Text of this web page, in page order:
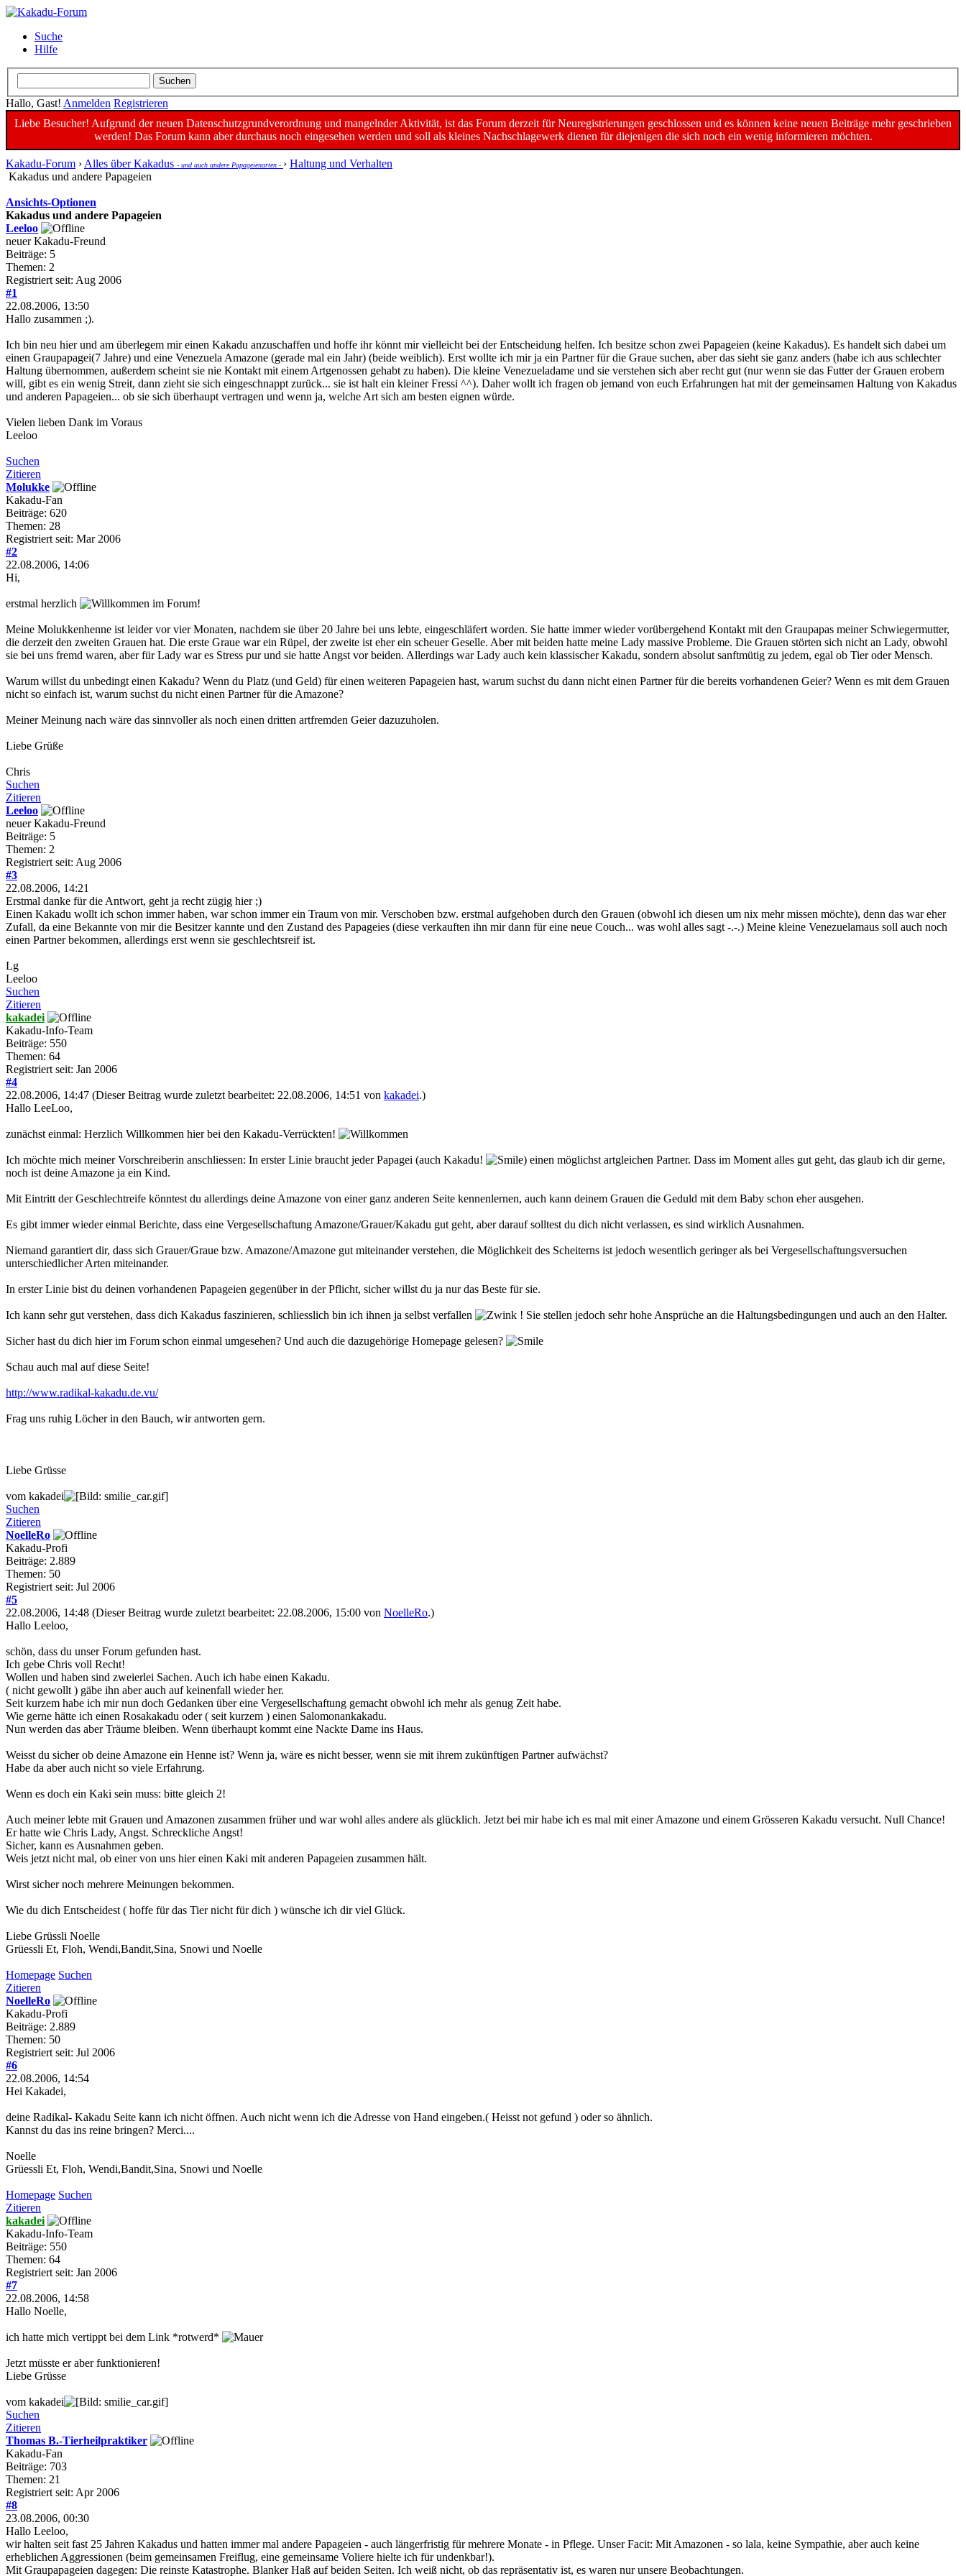
Suche
Hilfe
Hallo, Gast! Anmelden Registrieren
Liebe Besucher! Aufgrund der neuen Datenschutzgrundverordnung und mangelnder Aktivität, ist das Forum derzeit für Neuregistrierungen geschlossen und es können keine neuen Beiträge mehr geschrieben
werden! Das Forum kann aber durchaus noch eingesehen werden und soll als kleines Nachschlagewerk dienen für diejenigen die sich noch ein wenig informieren möchten.
Kakadu-Forum › Alles über Kakadus - und auch andere Papageienarten - › Haltung und Verhalten
Kakadus und andere Papageien
Ansichts-Optionen
Kakadus und andere Papageien
Leeloo
neuer Kakadu-Freund
Beiträge: 5
Themen: 2
Registriert seit: Aug 2006
#1
22.08.2006, 13:50
Hallo zusammen ;).
Ich bin neu hier und am überlegem mir einen Kakadu anzuschaffen und hoffe ihr könnt mir vielleicht bei der Entscheidung helfen. Ich besitze schon zwei Papageien (keine Kakadus). Es handelt sich dabei um
einen Graupapagei(7 Jahre) und eine Venezuela Amazone (gerade mal ein Jahr) (beide weiblich). Erst wollte ich mir ja ein Partner für die Graue suchen, aber das sieht sie ganz anders (habe ich aus schlechter
Haltung übernommen, außerdem scheint sie nie Kontakt mit einem Artgenossen gehabt zu haben). Die kleine Venezueladame und sie verstehen sich aber recht gut (nur wenn sie das Futter der Grauen erobern
will, gibt es ein wenig Streit, dann zieht sie sich eingeschnappt zurück... sie ist halt ein kleiner Fressi ^^). Daher wollt ich fragen ob jemand von euch Erfahrungen hat mit der gemeinsamen Haltung von Kakadus
und anderen Papageien... ob sie sich überhaupt vertragen und wenn ja, welche Art sich am besten eignen würde.
Vielen lieben Dank im Voraus
Leeloo
Suchen
Zitieren
Molukke
Kakadu-Fan
Beiträge: 620
Themen: 28
Registriert seit: Mar 2006
#2
22.08.2006, 14:06
Hi,
erstmal herzlich im Forum!
Meine Molukkenhenne ist leider vor vier Monaten, nachdem sie über 20 Jahre bei uns lebte, eingeschläfert worden. Sie hatte immer wieder vorübergehend Kontakt mit den Graupapas meiner Schwiegermutter,
die derzeit den zweiten Grauen hat. Die erste Graue war ein Rüpel, der zweite ist eher ein scheuer Geselle. Aber mit beiden hatte meine Lady massive Probleme. Die Grauen störten sich nicht an Lady, obwohl
sie bei uns fremd waren, aber für Lady war es Stress pur und sie hatte Angst vor beiden. Allerdings war Lady auch kein klassischer Kakadu, sondern absolut sanftmütig zu jedem, egal ob Tier oder Mensch.
Warum willst du unbedingt einen Kakadu? Wenn du Platz (und Geld) für einen weiteren Papageien hast, warum suchst du dann nicht einen Partner für die bereits vorhandenen Geier? Wenn es mit dem Grauen
nicht so einfach ist, warum suchst du nicht einen Partner für die Amazone?
Meiner Meinung nach wäre das sinnvoller als noch einen dritten artfremden Geier dazuzuholen.
Liebe Grüße
Chris
Suchen
Zitieren
Leeloo
neuer Kakadu-Freund
Beiträge: 5
Themen: 2
Registriert seit: Aug 2006
#3
22.08.2006, 14:21
Erstmal danke für die Antwort, geht ja recht zügig hier ;)
Einen Kakadu wollt ich schon immer haben, war schon immer ein Traum von mir. Verschoben bzw. erstmal aufgehoben durch den Grauen (obwohl ich diesen um nix mehr missen möchte), denn das war eher
Zufall, da eine Bekannte von mir die Besitzer kannte und den Zustand des Papageies (diese verkauften ihn mir dann für eine neue Couch... was wohl alles sagt -.-.) Meine kleine Venezuelamaus soll auch noch
einen Partner bekommen, allerdings erst wenn sie geschlechtsreif ist.
Lg
Leeloo
Suchen
Zitieren
kakadei
Kakadu-Info-Team
Beiträge: 550
Themen: 64
Registriert seit: Jan 2006
#4
22.08.2006, 14:47 (Dieser Beitrag wurde zuletzt bearbeitet: 22.08.2006, 14:51 von kakadei.)
Hallo LeeLoo,
zunächst einmal: Herzlich Willkommen hier bei den Kakadu-Verrückten!
Ich möchte mich meiner Vorschreiberin anschliessen: In erster Linie braucht jeder Papagei (auch Kakadu!
) einen möglichst artgleichen Partner. Dass im Moment alles gut geht, das glaub ich dir gerne,
noch ist deine Amazone ja ein Kind.
Mit Eintritt der Geschlechtreife könntest du allerdings deine Amazone von einer ganz anderen Seite kennenlernen, auch kann deinem Grauen die Geduld mit dem Baby schon eher ausgehen.
Es gibt immer wieder einmal Berichte, dass eine Vergesellschaftung Amazone/Grauer/Kakadu gut geht, aber darauf solltest du dich nicht verlassen, es sind wirklich Ausnahmen.
Niemand garantiert dir, dass sich Grauer/Graue bzw. Amazone/Amazone gut miteinander verstehen, die Möglichkeit des Scheiterns ist jedoch wesentlich geringer als bei Vergesellschaftungsversuchen
unterschiedlicher Arten miteinander.
In erster Linie bist du deinen vorhandenen Papageien gegenüber in der Pflicht, sicher willst du ja nur das Beste für sie.
Ich kann sehr gut verstehen, dass dich Kakadus faszinieren, schliesslich bin ich ihnen ja selbst verfallen ! Sie stellen jedoch sehr hohe Ansprüche an die Haltungsbedingungen und auch an den Halter.
Sicher hast du dich hier im Forum schon einmal umgesehen? Und auch die dazugehörige Homepage gelesen?
Schau auch mal auf diese Seite!
http://www.radikal-kakadu.de.vu/
Frag uns ruhig Löcher in den Bauch, wir antworten gern.
Liebe Grüsse
vom kakadei
Suchen
Zitieren
NoelleRo
Kakadu-Profi
Beiträge: 2.889
Themen: 50
Registriert seit: Jul 2006
#5
22.08.2006, 14:48 (Dieser Beitrag wurde zuletzt bearbeitet: 22.08.2006, 15:00 von NoelleRo.)
Hallo Leeloo,
schön, dass du unser Forum gefunden hast.
Ich gebe Chris voll Recht!
Wollen und haben sind zweierlei Sachen. Auch ich habe einen Kakadu.
( nicht gewollt ) gäbe ihn aber auch auf keinenfall wieder her.
Seit kurzem habe ich mir nun doch Gedanken über eine Vergesellschaftung gemacht obwohl ich mehr als genug Zeit habe.
Wie gerne hätte ich einen Rosakakadu oder ( seit kurzem ) einen Salomonankakadu.
Nun werden das aber Träume bleiben. Wenn überhaupt kommt eine Nackte Dame ins Haus.
Weisst du sicher ob deine Amazone ein Henne ist? Wenn ja, wäre es nicht besser, wenn sie mit ihrem zukünftigen Partner aufwächst?
Habe da aber auch nicht so viele Erfahrung.
Wenn es doch ein Kaki sein muss: bitte gleich 2!
Auch meiner lebte mit Grauen und Amazonen zusammen früher und war wohl alles andere als glücklich. Jetzt bei mir habe ich es mal mit einer Amazone und einem Grösseren Kakadu versucht. Null Chance!
Er hatte wie Chris Lady, Angst. Schreckliche Angst!
Sicher, kann es Ausnahmen geben.
Weis jetzt nicht mal, ob einer von uns hier einen Kaki mit anderen Papageien zusammen hält.
Wirst sicher noch mehrere Meinungen bekommen.
Wie du dich Entscheidest ( hoffe für das Tier nicht für dich ) wünsche ich dir viel Glück.
Liebe Grüssli Noelle
Grüessli Et, Floh, Wendi,Bandit,Sina, Snowi und Noelle
Homepage Suchen
Zitieren
NoelleRo
Kakadu-Profi
Beiträge: 2.889
Themen: 50
Registriert seit: Jul 2006
#6
22.08.2006, 14:54
Hei Kakadei,
deine Radikal- Kakadu Seite kann ich nicht öffnen. Auch nicht wenn ich die Adresse von Hand eingeben.( Heisst not gefund ) oder so ähnlich.
Kannst du das ins reine bringen? Merci....
Noelle
Grüessli Et, Floh, Wendi,Bandit,Sina, Snowi und Noelle
Homepage Suchen
Zitieren
kakadei
Kakadu-Info-Team
Beiträge: 550
Themen: 64
Registriert seit: Jan 2006
#7
22.08.2006, 14:58
Hallo Noelle,
ich hatte mich vertippt bei dem Link *rotwerd*
Jetzt müsste er aber funktionieren!
Liebe Grüsse
vom kakadei
Suchen
Zitieren
Thomas B.-Tierheilpraktiker
Kakadu-Fan
Beiträge: 703
Themen: 21
Registriert seit: Apr 2006
#8
23.08.2006, 00:30
Hallo Leeloo,
wir halten seit fast 25 Jahren Kakadus und hatten immer mal andere Papageien - auch längerfristig für mehrere Monate - in Pflege. Unser Facit: Mit Amazonen - so lala, keine Sympathie, aber auch keine
erheblichen Aggressionen (beim gemeinsamen Freiflug, eine gemeinsame Voliere hielte ich für undenkbar!).
Mit Graupapageien dagegen: Die reinste Katastrophe. Blanker Haß auf beiden Seiten. Ich weiß nicht, ob das repräsentativ ist, es waren nur unsere Beobachtungen.